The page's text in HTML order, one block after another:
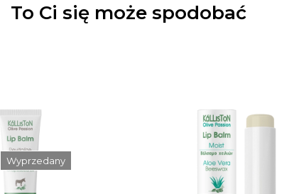
To Ci się może spodobać
Wyprzedany